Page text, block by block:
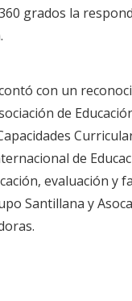
grados la
con un
de
de
evaluación y
Santillana y